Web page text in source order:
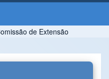
de Extensão